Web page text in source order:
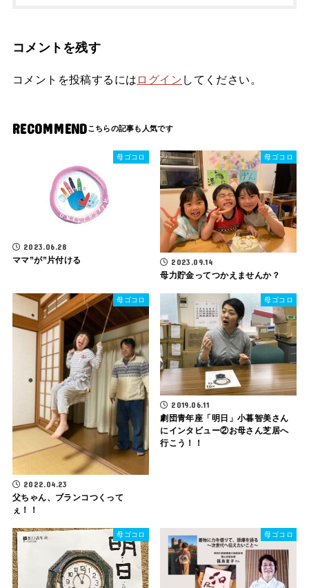
コメントを残す
コメントを投稿するには ログイン してください。
RECOMMEND
母ゴコロ
2023.06.28
ママ”が”片付ける
母ゴコロ
2023.09.14
母力貯金ってつかえませんか？
母ゴコロ
2022.04.23
父ちゃん、ブランコつくって
ぇ！！
母ゴコロ
2019.06.11
劇団青年座「明日」小暮智美さん
にインタビュー②お母さん芝居へ
行こう！！
母ゴコロ 母ゴコロ